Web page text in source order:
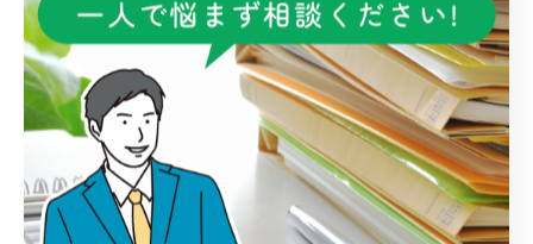
の対応力を常に高めています。
また、依頼者にとっては「自分で進めるのは不安」「何
から手を付ければよいかわからない」といった心理的負
担も大きな課題です。行政書士は、申請人に寄り添った
説明や進捗報告を重視し、安心して手続きを任せられる
体制を整えています。